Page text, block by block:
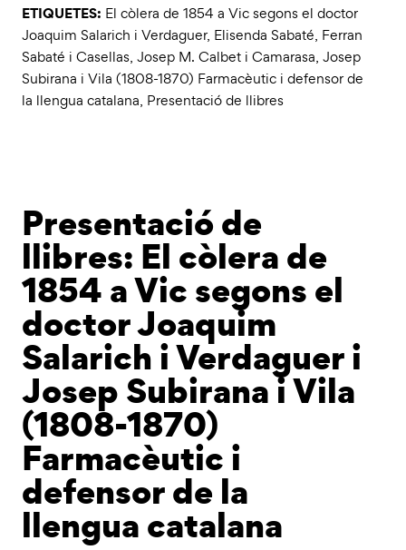
ETIQUETES: El còlera de 1854 a Vic segons el doctor
Joaquim Salarich i Verdaguer, Elisenda Sabaté, Ferran
Sabaté i Casellas, Josep M. Calbet i Camarasa, Josep
Subirana i Vila (1808-1870) Farmacèutic i defensor de
la llengua catalana, Presentació de llibres
Presentació de
llibres: El còlera de
1854 a Vic segons el
doctor Joaquim
Salarich i Verdaguer i
Josep Subirana i Vila
(1808-1870)
Farmacèutic i
defensor de la
llengua catalana